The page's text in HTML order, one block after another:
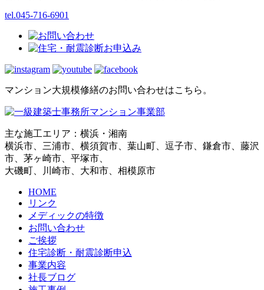
tel.045-716-6901
マンション大規模修繕のお問い合わせはこちら。
主な施工エリア：横浜・湘南
横浜市、三浦市、横須賀市、葉山町、逗子市、鎌倉市、藤沢
市、茅ヶ崎市、平塚市、
大磯町、川崎市、大和市、相模原市
HOME
リンク
メディックの特徴
お問い合わせ
ご挨拶
住宅診断・耐震診断申込
事業内容
社長ブログ